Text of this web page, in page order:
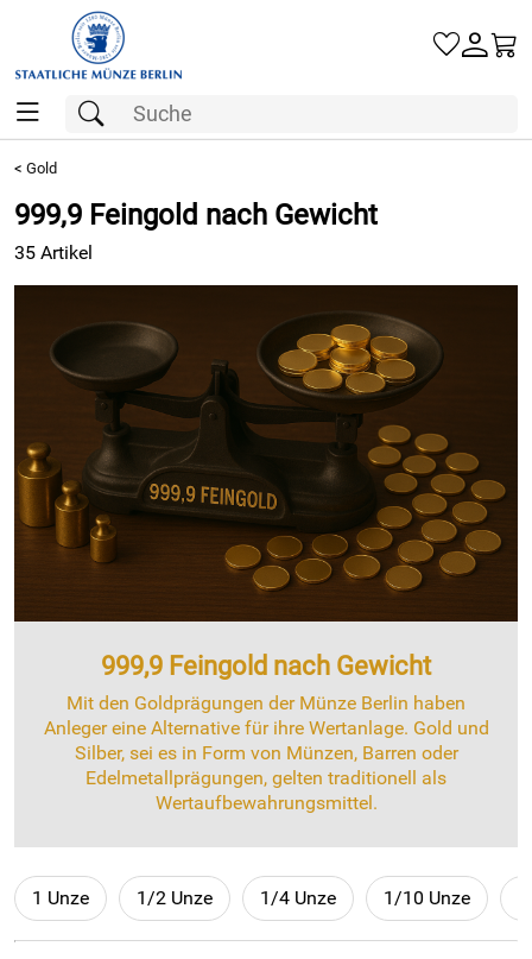
Gold
Silber
Barren
Geschenke
Besuchen Sie uns
Karriere
< Gold
999,9 Feingold nach Gewicht
35 Artikel
999,9 Feingold nach Gewicht
Mit den Goldprägungen der Münze Berlin haben
Anleger eine Alternative für ihre Wertanlage. Gold und
Silber, sei es in Form von Münzen, Barren oder
Edelmetallprägungen, gelten traditionell als
Wertaufbewahrungsmittel.
1 Unze 1/2 Unze 1/4 Unze 1/10 Unze